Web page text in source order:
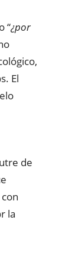
“¿por
El
de
la